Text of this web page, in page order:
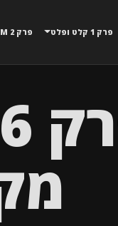
פרק 1 קלט ופלט פרק 2 MATH,RANDOM